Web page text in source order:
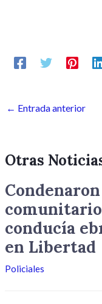
← Entrada anterior
Otras
conducía
en Libertad
Policiales